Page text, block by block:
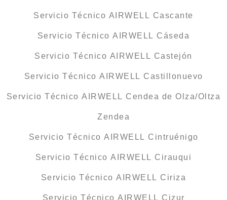
Servicio Técnico AIRWELL Cascante
Servicio Técnico AIRWELL Cáseda
Servicio Técnico AIRWELL Castejón
Servicio Técnico AIRWELL Castillonuevo
Servicio Técnico AIRWELL Cendea de Olza/Oltza
Zendea
Servicio Técnico AIRWELL Cintruénigo
Servicio Técnico AIRWELL Cirauqui
Servicio Técnico AIRWELL Ciriza
Servicio Técnico AIRWELL Cizur